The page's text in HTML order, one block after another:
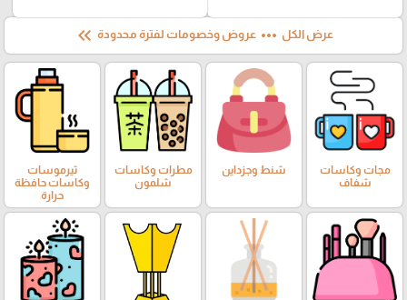
عرض الكل more_horiz عروض وخصومات لفترة محدودة keyboard_double_arrow_left
مجات وكاسات
شفاف
شنط وجزداين
مطرات وكاسات
شلمون
ثيرموسات
وكاسات حافظة
حرارة